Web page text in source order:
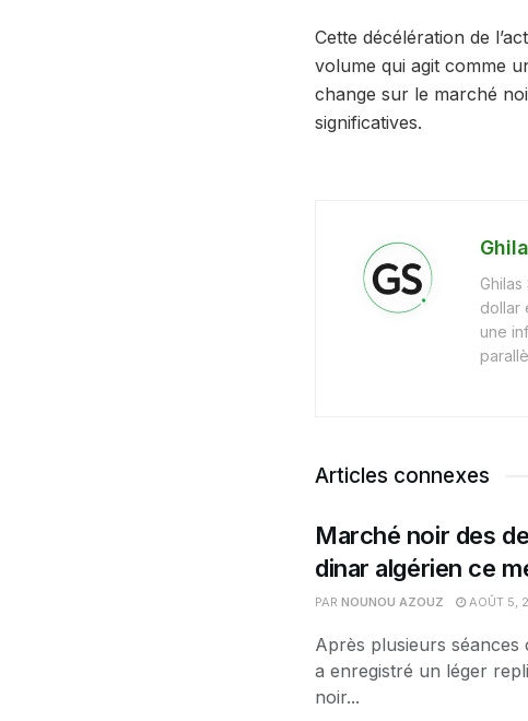
Cette décélération de
volume qui agit comme
change sur le marché
significatives.
dollar
une
Articles connexes
Marché noir des
dinar algérien ce
PAR NOUNOU AZOUZ AOÛT 5,
Après plusieurs
a enregistré un léger
noir...